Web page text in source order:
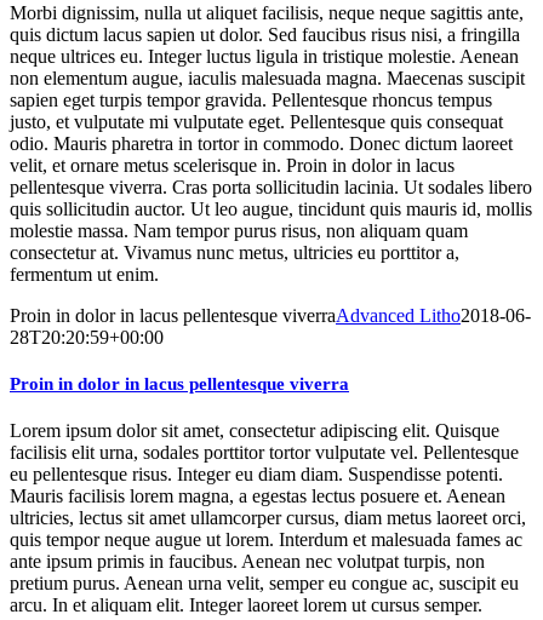
Morbi dignissim, nulla ut aliquet facilisis, neque neque sagittis ante,
quis dictum lacus sapien ut dolor. Sed faucibus risus nisi, a fringilla
neque ultrices eu. Integer luctus ligula in tristique molestie. Aenean
non elementum augue, iaculis malesuada magna. Maecenas suscipit
sapien eget turpis tempor gravida. Pellentesque rhoncus tempus
justo, et vulputate mi vulputate eget. Pellentesque quis consequat
odio. Mauris pharetra in tortor in commodo. Donec dictum laoreet
velit, et ornare metus scelerisque in. Proin in dolor in lacus
pellentesque viverra. Cras porta sollicitudin lacinia. Ut sodales libero
quis sollicitudin auctor. Ut leo augue, tincidunt quis mauris id, mollis
molestie massa. Nam tempor purus risus, non aliquam quam
consectetur at. Vivamus nunc metus, ultricies eu porttitor a,
fermentum ut enim.
Proin in dolor in lacus pellentesque viverraAdvanced Litho2018-06-
28T20:20:59+00:00
Proin in dolor in lacus pellentesque viverra
Lorem ipsum dolor sit amet, consectetur adipiscing elit. Quisque
facilisis elit urna, sodales porttitor tortor vulputate vel. Pellentesque
eu pellentesque risus. Integer eu diam diam. Suspendisse potenti.
Mauris facilisis lorem magna, a egestas lectus posuere et. Aenean
ultricies, lectus sit amet ullamcorper cursus, diam metus laoreet orci,
quis tempor neque augue ut lorem. Interdum et malesuada fames ac
ante ipsum primis in faucibus. Aenean nec volutpat turpis, non
pretium purus. Aenean urna velit, semper eu congue ac, suscipit eu
arcu. In et aliquam elit. Integer laoreet lorem ut cursus semper.